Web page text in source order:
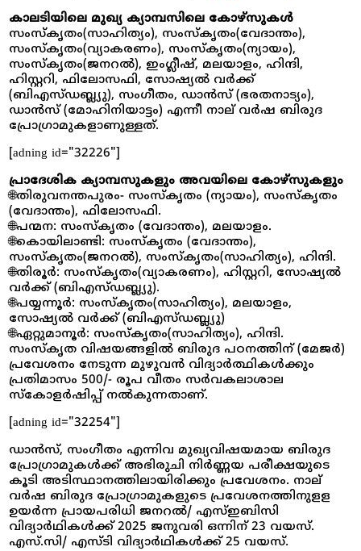
കാലടിയിലെ മുഖ്യ ക്യാമ്പസിലെ കോഴ്സുകൾ
സംസ്‍കൃതം(സാഹിത്യം), സംസ്‍കൃതം(വേദാന്തം),
സംസ്‍കൃതം(വ്യാകരണം), സംസ്‍കൃതം(ന്യായം),
സംസ്‍കൃതം(ജനറല്‍), ഇംഗ്ലീഷ്, മലയാളം, ഹിന്ദി,
ഹിസ്റ്ററി, ഫിലോസഫി, സോഷ്യൽ വർക്ക്
(ബിഎസ്ഡബ്ല്യു), സംഗീതം, ഡാന്‍സ് (ഭരതനാട്യം),
ഡാന്‍സ് (മോഹിനിയാട്ടം) എന്നീ നാല് വര്‍ഷ ബിരുദ
പ്രോഗ്രാമുകളാണുള്ളത്.
[adning id="32226"]
പ്രാദേശിക ക്യാമ്പസുകളും അവയിലെ കോഴ്‌സുകളും
🌐തിരുവനന്തപുരം- സംസ്‍കൃതം (ന്യായം), സംസ്കൃതം
(വേദാന്തം), ഫിലോസഫി.
🌐പന്മന: സംസ്‍കൃതം (വേദാന്തം), മലയാളം.
🌐കൊയിലാണ്ടി: സംസ്‍കൃതം (വേദാന്തം),
സംസ്കൃതം(ജനറല്‍), സംസ്കൃതം(സാഹിത്യം), ഹിന്ദി.
🌐തിരൂര്‍: സംസ്‍കൃതം(വ്യാകരണം), ഹിസ്റ്ററി, സോഷ്യല്‍
വര്‍ക്ക് (ബിഎസ്ഡബ്ല്യു).
🌐പയ്യന്നൂര്‍: സംസ്‍കൃതം(സാഹിത്യം), മലയാളം,
സോഷ്യല്‍ വര്‍ക്ക് (ബിഎസ്ഡബ്ല്യു)
🌐ഏറ്റുമാനൂര്‍: സംസ്‍കൃതം(സാഹിത്യം), ഹിന്ദി.
സംസ്‍കൃത വിഷയങ്ങളില്‍ ബിരുദ പഠനത്തിന് (മേജർ)
പ്രവേശനം നേടുന്ന മുഴുവന്‍ വിദ്യാര്‍ത്ഥികള്‍ക്കും
പ്രതിമാസം 500/- രൂപ വീതം സർവകലാശാല
സ്കോളര്‍ഷിപ്പ് നല്‍കുന്നതാണ്.
[adning id="32254"]
ഡാന്‍സ്, സംഗീതം എന്നിവ മുഖ്യവിഷയമായ ബിരുദ
പ്രോഗ്രാമുകള്‍ക്ക് അഭിരുചി നിര്‍ണ്ണയ പരീക്ഷയുടെ
കൂടി അടിസ്ഥാനത്തിലായിരിക്കും പ്രവേശനം. നാല്
വര്‍ഷ ബിരുദ പ്രോഗ്രാമുകളുടെ പ്രവേശനത്തിനുളള
ഉയർന്ന പ്രായപരിധി ജനറല്‍/ എസ്ഇബിസി
വിദ്യാര്‍ഥികള്‍ക്ക് 2025 ജനുവരി ഒന്നിന് 23 വയസ്.
എസ്.സി/ എസ്ടി വിദ്യാര്‍ഥികള്‍ക്ക് 25 വയസ്.